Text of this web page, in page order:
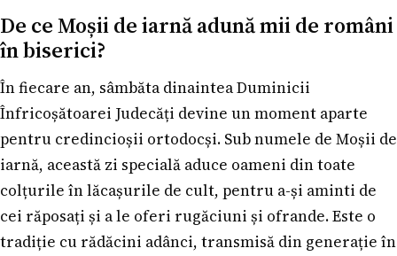
De ce Moșii de iarnă adună mii de români
în biserici?
În fiecare an, sâmbăta dinaintea Duminicii
Înfricoșătoarei Judecăți devine un moment aparte
pentru credincioșii ortodocși. Sub numele de Moșii de
iarnă, această zi specială aduce oameni din toate
colțurile în lăcașurile de cult, pentru a-și aminti de
cei răposați și a le oferi rugăciuni și ofrande. Este o
tradiție cu rădăcini adânci, transmisă din generație în